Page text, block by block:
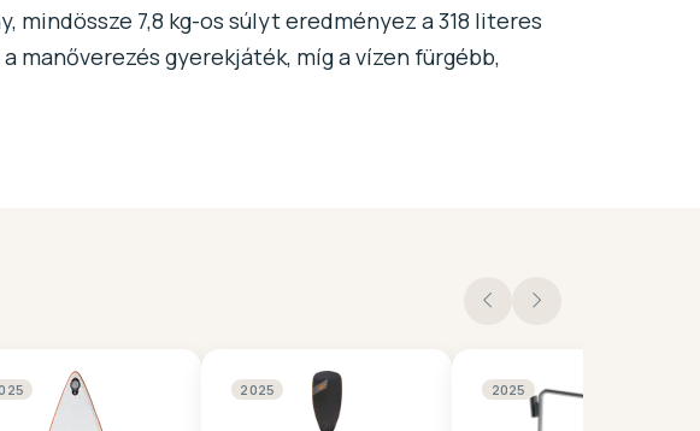
mindössze 7,8 kg-os súlyt eredményez a 318 literes
gyerekjáték, míg a vízen fürgébb,
2025 2025